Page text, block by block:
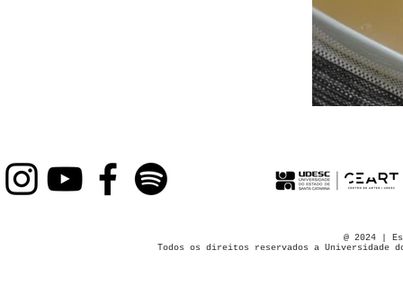
@ 2024 |
Todos os direitos reservados a Universidade